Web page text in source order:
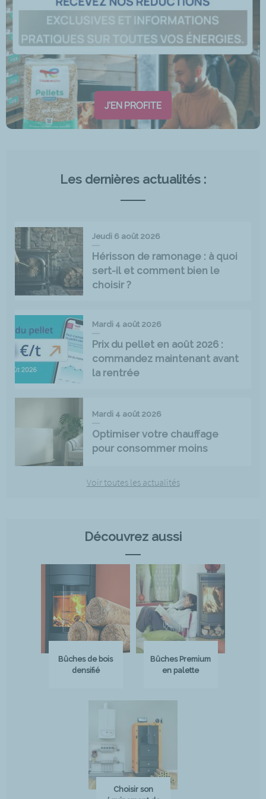
J'EN PROFITE
Les dernières actualités :
Jeudi 6 août 2026
Hérisson de ramonage : à quoi
sert-il et comment bien le
choisir ?
Mardi 4 août 2026
Prix du pellet en août 2026 :
commandez maintenant avant
la rentrée
Mardi 4 août 2026
Optimiser votre chauffage
pour consommer moins
Voir toutes les actualités
Découvrez aussi
Bûches de bois
densifié
Bûches Premium
en palette
Choisir son